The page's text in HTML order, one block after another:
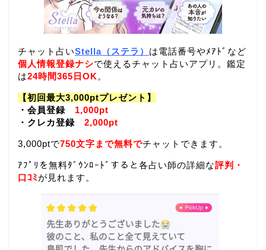
チャット占いStella（ステラ） は電話番号やﾒｱﾄﾞなど
個人情報登録ナシで使えるチャット占いアプリ。鑑定
は24時間365日OK 。
【初回最大3,000ptプレゼント】
・会員登録 1,000pt
・クレカ登録 2,000pt
3,000ptで750文字まで無料でチャットできます。
ｱﾌﾟﾘを無料ﾀﾞｳﾝﾛｰﾄﾞすると各占い師の詳細な評判・
口ｺﾐが見れます。